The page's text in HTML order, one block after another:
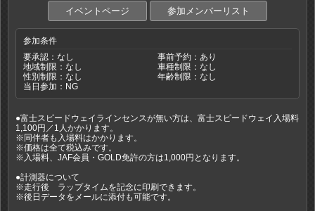
イベントページ 参加メンバーリスト
参加条件
要承認：なし
事前予約：あり
地域制限：なし
車種制限：なし
性別制限：なし
年齢制限：なし
当日参加：NG
●富士スピードウェイラインセンスが無い方は、富士スピードウェイ入場料
1,100円／1人かかります。
※同伴者も入場料はかかります。
※価格は全て税込みです。
※入場料、JAF会員・GOLD免許の方は1,000円となります。
●計測器について
※走行後 ラップタイムを記念に印刷できます。
※後日データをメールに添付も可能です。